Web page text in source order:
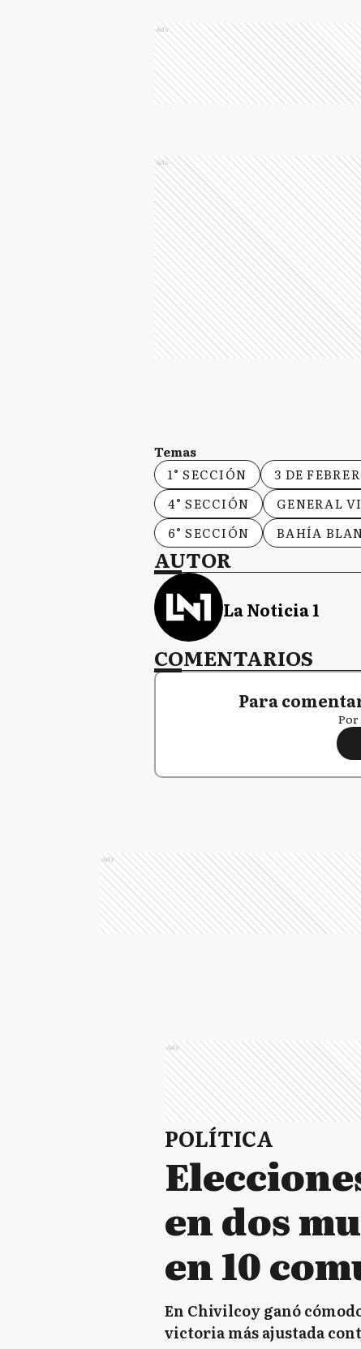
Ads
Ads
Temas
1° SECCIÓN
3 DE
4° SECCIÓN
GENERAL
6° SECCIÓN
BAHÍA
AUTOR
La Noticia 1
COMENTARIOS
Para
Ads
Ads
POLÍTICA
en dos
en 10
En Chivilcoy ganó
victoria más ajustada